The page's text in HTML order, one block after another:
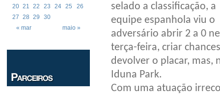
« mar maio »
20 21 22 23 24 25
26
27
28 29 30
selado a classificação, a
equipe espanhola viu o
adversário abrir 2 a 0
terça-feira, criar
devolver o placar, mas,
Iduna Park.
Com uma atuação